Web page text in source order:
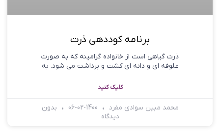
برنامه کوددهی ذرت
ذرت گیاهی است از خانواده گرامینه که به صورت
علوفه ای و دانه ای کشت و برداشت می شود. به
کلیک کنید
محمد مبین سوادی مفرد
بدون
دیدگاه